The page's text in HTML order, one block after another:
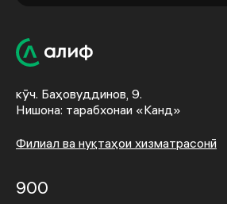
кӯч. Баҳовуддинов, 9.
Нишона: тарабхонаи «Канд»
Филиал ва нуқтаҳои хизматрасонӣ
900